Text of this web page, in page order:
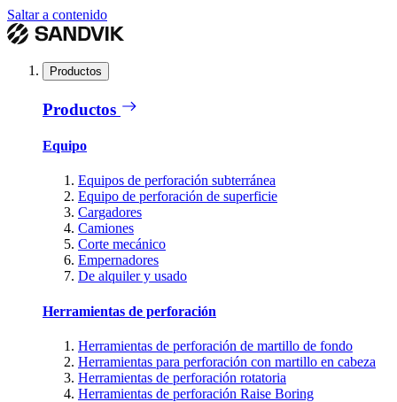
Saltar a contenido
Productos
Productos
Equipo
Equipos de perforación subterránea
Equipo de perforación de superficie
Cargadores
Camiones
Corte mecánico
Empernadores
De alquiler y usado
Herramientas de perforación
Herramientas de perforación de martillo de fondo
Herramientas para perforación con martillo en cabeza
Herramientas de perforación rotatoria
Herramientas de perforación Raise Boring